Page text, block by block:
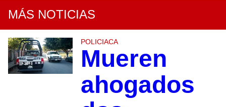
MÁS NOTICIAS
POLICIACA
Mueren
ahogados